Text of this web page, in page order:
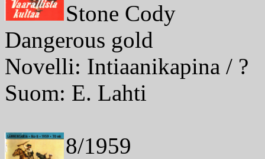
Stone Cody
Dangerous gold
Novelli: Intiaanikapina / ?
Suom: E. Lahti
8/1959